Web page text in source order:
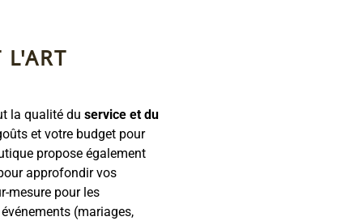
L'ART
la qualité du service et du
et votre budget pour
propose également
approfondir vos
mesure pour les
(mariages,